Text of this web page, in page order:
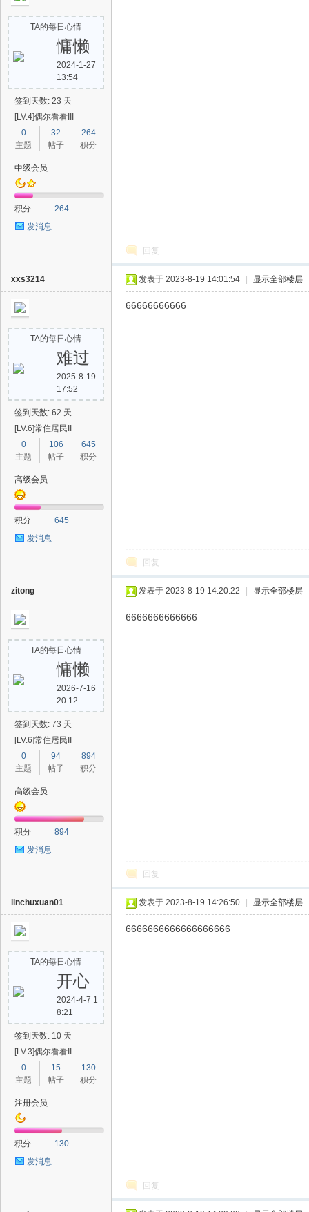
TA的每日心情
慵懒
2024-1-27
13:54
签到天数: 23 天
[LV.4]偶尔看看III
0
主题
32
帖子
264
积分
中级会员
积分
264
发消息
回复
xxs3214
TA的每日心情
难过
2025-8-19
17:52
签到天数: 62 天
[LV.6]常住居民II
0
主题
106
帖子
645
积分
高级会员
积分
645
发消息
发表于 2023-8-19 14:01:54 显示全部楼层
66666666666
回复
zitong
TA的每日心情
慵懒
2026-7-16
20:12
签到天数: 73 天
[LV.6]常住居民II
0
主题
94
帖子
894
积分
高级会员
积分
894
发消息
发表于 2023-8-19 14:20:22 显示全部楼层
6666666666666
回复
linchuxuan01
TA的每日心情
开心
2024-4-7 1
8:21
签到天数: 10 天
[LV.3]偶尔看看II
0
主题
15
帖子
130
积分
注册会员
积分
130
发消息
发表于 2023-8-19 14:26:50 显示全部楼层
6666666666666666666
回复